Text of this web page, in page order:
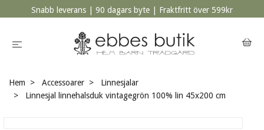
Snabb leverans | 90 dagars byte | Fraktfritt över 599kr
Hem Accessoarer
Linnesjalar
Linnesjal linnehalsduk vintagegrön 100% lin 45x200 cm